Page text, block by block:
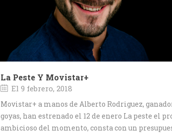
La Peste Y Movistar+
El 9 febrero, 2018
Movistar+ a manos de Alberto Rodriguez,
goyas, han estrenado el 12 de enero La peste el
ambicioso del momento, consta con un